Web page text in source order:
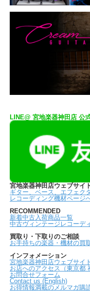
LINE@ 宮地楽器神田店 公
宮地楽器神田店ウェブサイ
ギター、ベース、エフェク
レコーディング機材ページ
RECOMMENDED
新着中古入荷商品一覧
中古ヴィンテージレコーデ
買取り・下取りのご相談
お手持ちの楽器・機材の買
インフォメーション
宮地楽器神田店ウェブサイ
お店へのアクセス（東京都
お問合せフォーム
Contact us (English)
お得情報満載のメルマガ購